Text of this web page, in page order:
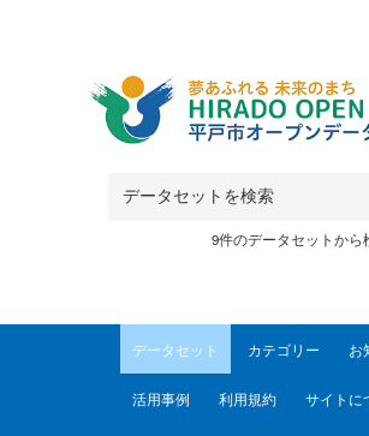
9件のデータセットから
データセット カテゴリー お
活用事例 利用規約 サイトに